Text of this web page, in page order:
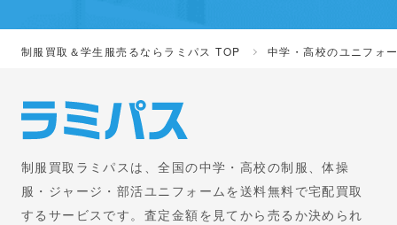
制服買取＆学生服売るならラミパス TOP 中学・高校のユニフォ
制服買取ラミパスは、全国の中学・高校の制服、体操
服・ジャージ・部活ユニフォームを送料無料で宅配買取
するサービスです。査定金額を見てから売るか決められ